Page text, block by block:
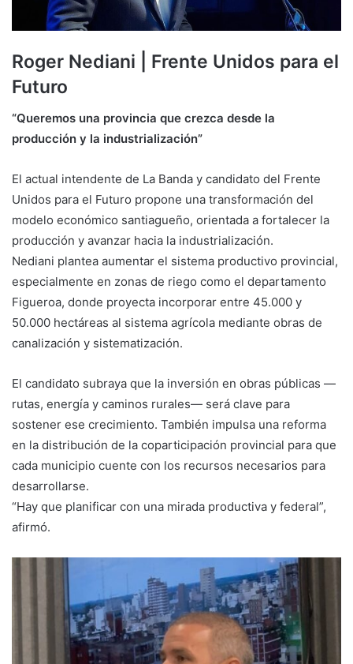
Roger Nediani | Frente Unidos para el
Futuro
“Queremos una provincia que crezca desde la
producción y la industrialización”
El actual intendente de La Banda y candidato del Frente
Unidos para el Futuro propone una transformación del
modelo económico santiagueño, orientada a fortalecer la
producción y avanzar hacia la industrialización.
Nediani plantea aumentar el sistema productivo provincial,
especialmente en zonas de riego como el departamento
Figueroa, donde proyecta incorporar entre 45.000 y
50.000 hectáreas al sistema agrícola mediante obras de
canalización y sistematización.
El candidato subraya que la inversión en obras públicas —
rutas, energía y caminos rurales— será clave para
sostener ese crecimiento. También impulsa una reforma
en la distribución de la coparticipación provincial para que
cada municipio cuente con los recursos necesarios para
desarrollarse.
“Hay que planificar con una mirada productiva y federal”,
afirmó.